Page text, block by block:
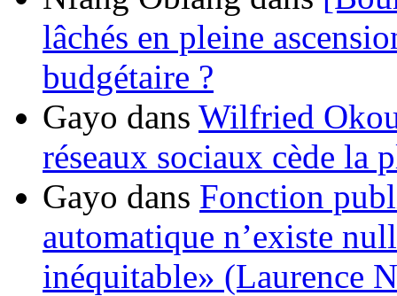
lâchés en pleine
budgétaire ?
Gayo dans Wilfried
réseaux sociaux cède la
Gayo dans Fonction
automatique n’existe
inéquitable» (Laurence